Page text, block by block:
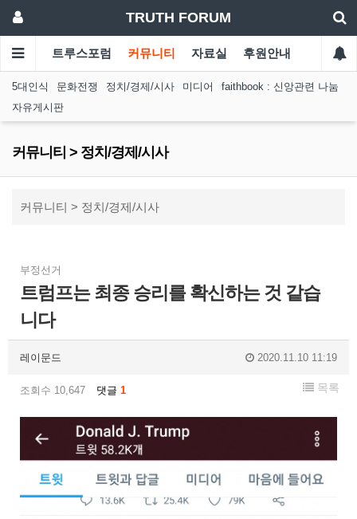
TRUTH FORUM
트루스포럼 커뮤니티 자료실 후원안내
5대인식 문화전쟁 정치/경제/시사 미디어
faithbook : 신앙관련 나눔
자유게시판
커뮤니티 > 정치/경제/시사
커뮤니티 > 정치/경제/시사
부정선거
트럼프는 최종 승리를 확신하는 것 같습
니다
레이문드 2020.11.10 11:19
조회수 10,647 댓글 1 목록